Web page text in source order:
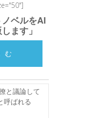
ベルをAI
ます」
と議論して
呼ばれる